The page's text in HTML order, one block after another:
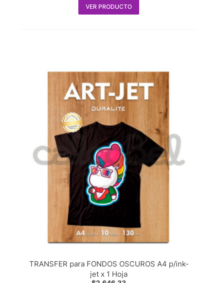
VER PRODUCTO
TRANSFER para FONDOS OSCUROS A4 p/ink-
jet x 1 Hoja